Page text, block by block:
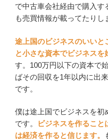
で中古車会社経由で購入す
も売買情報が載ってたりし
途上国のビジネスのいいと
と小さな資本でビジネスを
す。100万円以下の資本で
ばその回収を1年以内に出
です。
僕は途上国でビジネスを初
です。
ビジネスを作ること
は経済を作ると信じます。